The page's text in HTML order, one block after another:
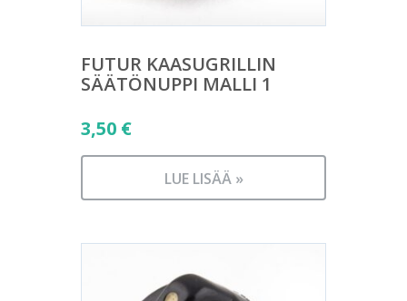
FUTUR KAASUGRILLIN
SÄÄTÖNUPPI MALLI 1
3,50 €
LUE LISÄÄ »